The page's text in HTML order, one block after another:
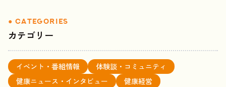
カテゴリー
イベント・番組情報
体験談・コミュニティ
健康ニュース・インタビュー
健康経営